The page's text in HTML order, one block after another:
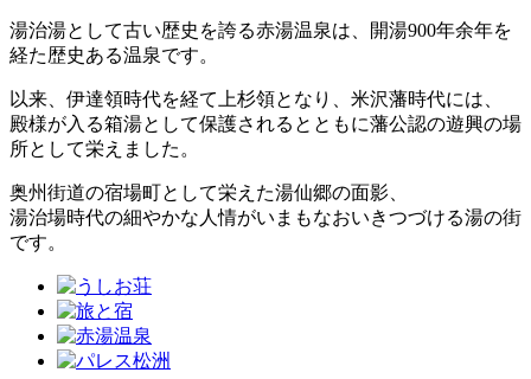
湯治湯として古い歴史を誇る赤湯温泉は、開湯900年余年を
経た歴史ある温泉です。
以来、伊達領時代を経て上杉領となり、米沢藩時代には、
殿様が入る箱湯として保護されるとともに藩公認の遊興の場
所として栄えました。
奥州街道の宿場町として栄えた湯仙郷の面影、
湯治場時代の細やかな人情がいまもなおいきつづける湯の街
です。